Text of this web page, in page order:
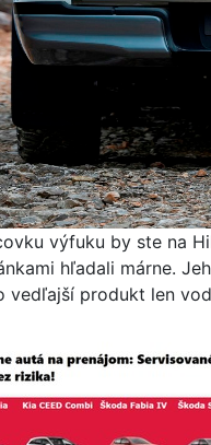
výfuku by ste na
hľadali márne.
vedľajší produkt len